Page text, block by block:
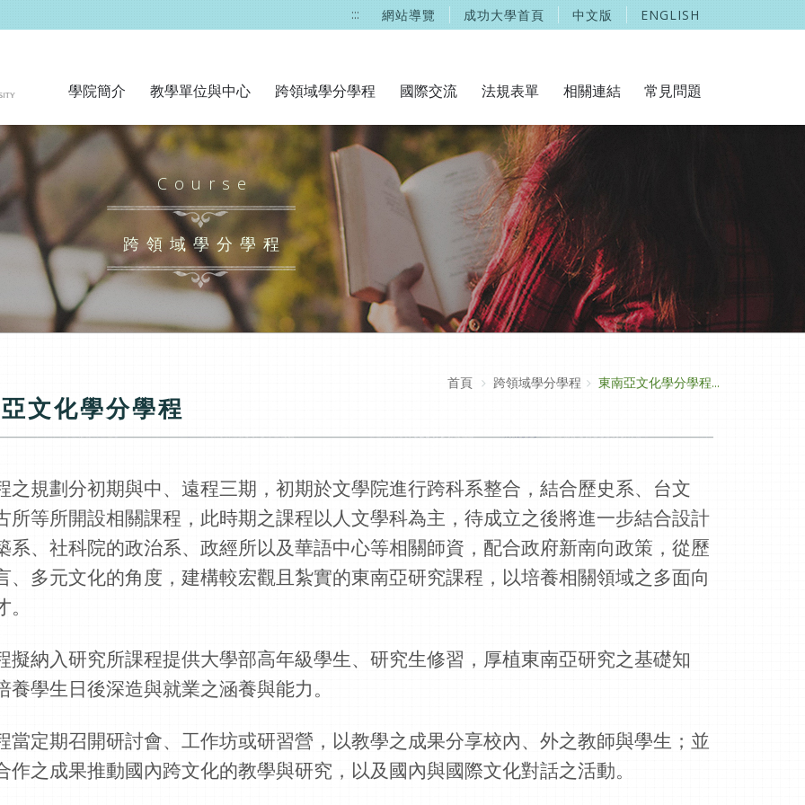
::: 網站導覽 成功大學首頁 中文版 ENGLISH
學院簡介 教學單位與中心 跨領域學分學程 國際交流 法規表單 相關連結 常見問題
Course
跨領域學分學程
首頁 跨領域學分學程 東南亞文化學分學程...
文化學分學程
之規劃分初期與中、遠程三期，初期於文學院進行跨科系整合，結合歷史系、台文
所等所開設相關課程，此時期之課程以人文學科為主，待成立之後將進一步結合設計
系、社科院的政治系、政經所以及華語中心等相關師資，配合政府新南向政策，從歷
、多元文化的角度，建構較宏觀且紮實的東南亞研究課程，以培養相關領域之多面向
擬納入研究所課程提供大學部高年級學生、研究生修習，厚植東南亞研究之基礎知
養學生日後深造與就業之涵養與能力。
當定期召開研討會、工作坊或研習營，以教學之成果分享校內、外之教師與學生；並
作之成果推動國內跨文化的教學與研究，以及國內與國際文化對話之活動。